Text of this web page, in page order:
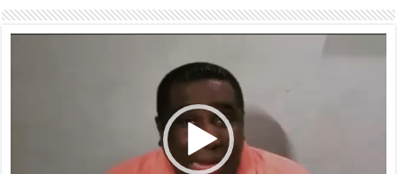
Reproductor